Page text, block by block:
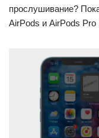
прослушивание?
AirPods и AirPods Pro